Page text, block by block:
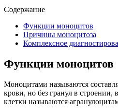
Содержание
Функции моноцитов
Причины моноцитоза
Комплексное
Функции моноцитов
Моноцитами называются
крови, но без гранул в строении,
клетки называются